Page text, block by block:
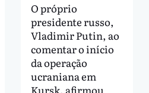
O próprio
presidente russo,
Vladimir Putin, ao
comentar o início
da operação
ucraniana em
Kursk, afirmou